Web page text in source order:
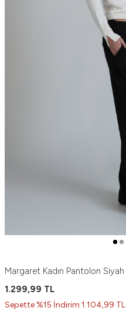
Margaret Kadın Pantolon Siyah
1.299,99 TL
Sepette %15 İndirim 1.104,99 TL